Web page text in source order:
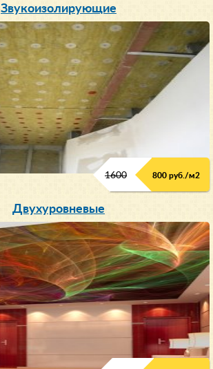
Звукоизолирующие
1600 800 руб./м2
Двухуровневые